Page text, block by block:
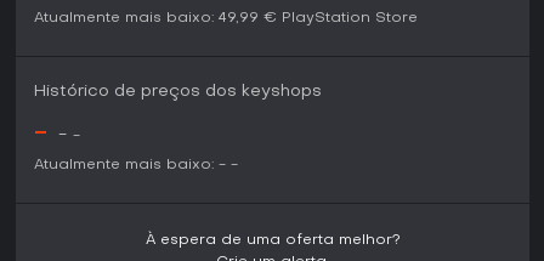
Atualmente mais baixo: 49,99 € PlayStation Store
Histórico de preços dos keyshops
- - -
Atualmente mais baixo: - -
À espera de uma oferta melhor?